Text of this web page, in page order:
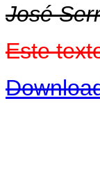
José
Este